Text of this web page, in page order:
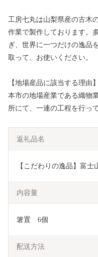
工房七丸は山梨県産の古木
作業で製作しております。
ぎ、世界に一つだけの逸品
取って、お使いください。
【地場産品に該当する理由】
本市の地場産業である織物
所にて、一連の工程を行っ
返礼品名
【こだわりの逸品】富士
内容量
箸置　6個
配送方法